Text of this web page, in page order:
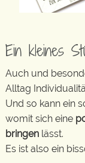
Ein kleines
Auch und
Alltag
Und so kann ein
womit sich eine
bringen lässt.
Es ist also ein